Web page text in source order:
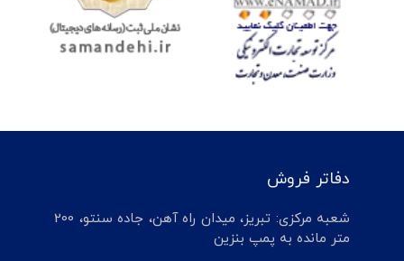
دفاتر فروش
شعبه مرکزی: تبریز، میدان راه آهن، جاده سنتو، 200
متر مانده به پمپ بنزین